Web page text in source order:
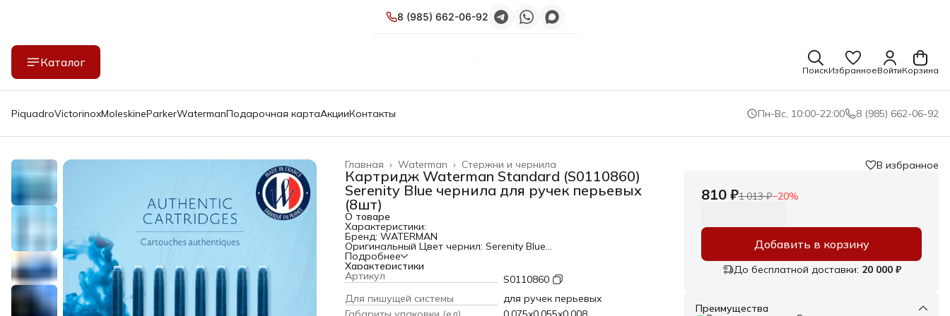
8 (985) 662-06-92
Каталог
ПоискИзбранноеВойтиКорзина
PiquadroVictorinoxMoleskineParkerWatermanПодарочная картаАкцииКонтакты Пн-Вс, 10:00-22:00 8 (985) 662-06-92
Стержни и чернила
Waterman ›
Главная ›
Картридж Waterman Standard (S0110860)
Serenity Blue чернила для ручек перьевых
(8шт)
О товаре
Характеристики:
Бренд: WATERMAN
Оригинальный Цвет чернил: Serenity Blue
Тип: Картридж
Модель: Standard
PartNumber/Артикул Производителя: S0110860
Описание: Картридж с чернилами для перьевых ручек
Waterman.
Для пишущей системы: для ручек перьевых
Подробнее
Характеристики
Артикул
S0110860
Для пишущей системы
для ручек перьевых
В избранное
810 ₽1 013 ₽−20%
Добавить в корзину
До бесплатной доставки: 20 000 ₽
Преимущества